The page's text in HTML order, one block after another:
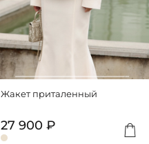
Жакет приталенный
27 900 ₽